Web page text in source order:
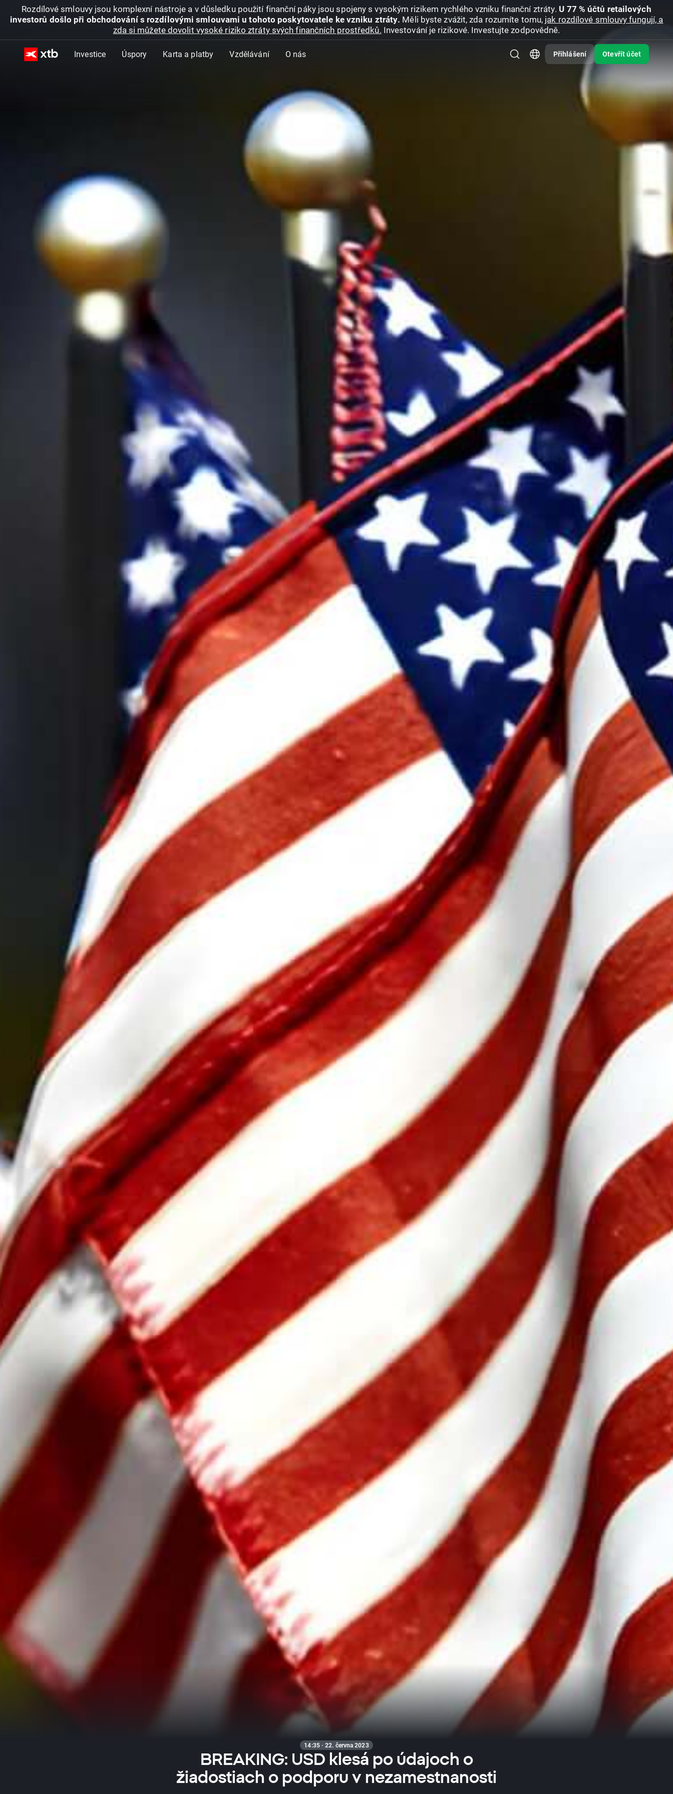
Rozdílové smlouvy jsou komplexní nástroje a v důsledku použití finanční páky jsou spojeny s vysokým rizikem rychlého vzniku finanční ztráty. U 77 % účtů retailových
investorů došlo při obchodování s rozdílovými smlouvami u tohoto poskytovatele ke vzniku ztráty. Měli byste zvážit, zda rozumíte tomu, jak rozdílové smlouvy fungují, a
zda si můžete dovolit vysoké riziko ztráty svých finančních prostředků. Investování je rizikové. Investujte zodpovědně.
Investice Úspory Karta a platby Vzdělávání O nás Přihlášení Otevřít účet
14:35 · 22. června 2023
BREAKING: USD klesá po údajoch o
žiadostiach o podporu v nezamestnanosti